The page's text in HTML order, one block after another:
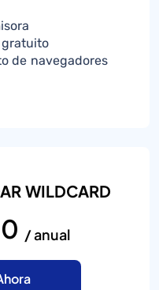
gratuito
de navegadores
WILDCARD
/ anual